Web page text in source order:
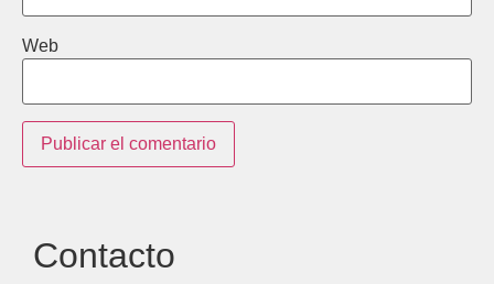
Web
Contacto